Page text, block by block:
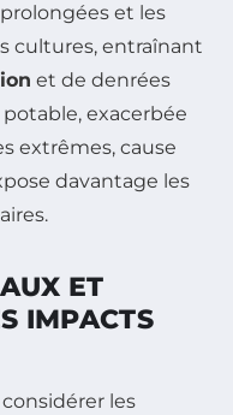
et les
cultures, entraînant
et de denrées
potable, exacerbée
extrêmes, cause
davantage les
ET
IMPACTS
les